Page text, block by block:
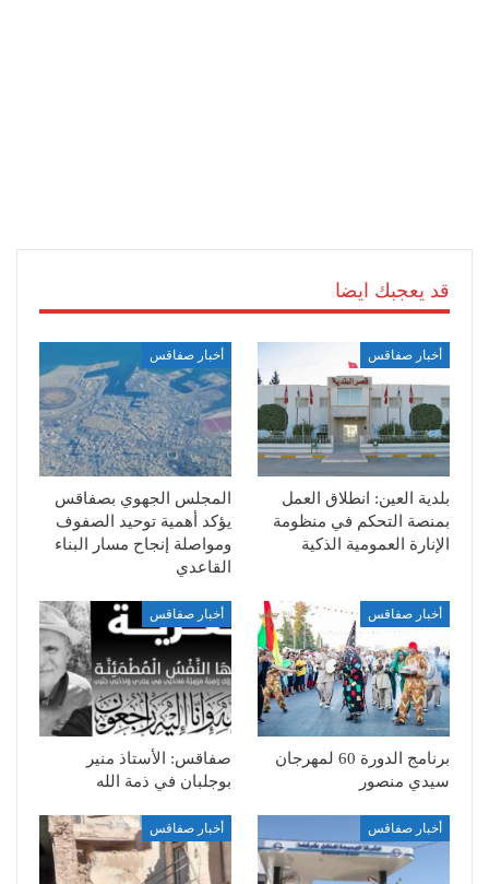
قد يعجبك ايضا
أخبار صفاقس
بلدية العين: انطلاق العمل
بمنصة التحكم في منظومة
الإنارة العمومية الذكية
أخبار صفاقس
المجلس الجهوي بصفاقس
يؤكد أهمية توحيد الصفوف
ومواصلة إنجاح مسار البناء
القاعدي
أخبار صفاقس
برنامج الدورة 60 لمهرجان
سيدي منصور
أخبار صفاقس
صفاقس: الأستاذ منير
بوجلبان في ذمة الله
أخبار صفاقس أخبار صفاقس